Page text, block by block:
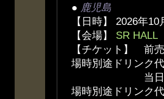
● 鹿児島
【日時】 2026年
【会場】 SR HALL
【チケット】 前
場時別途ドリンク代
当日：税込
場時別途ドリンク代